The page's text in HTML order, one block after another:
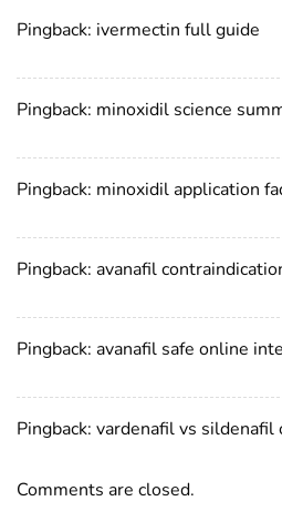
Pingback: ivermectin full guide
Pingback: minoxidil science
Pingback: minoxidil application
Pingback: avanafil
Pingback: avanafil safe online
Pingback: vardenafil vs sildenafil
Comments are closed.